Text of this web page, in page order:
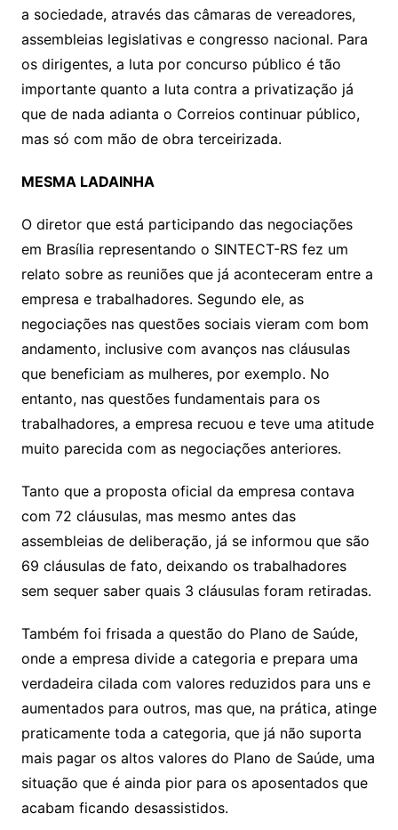
a sociedade, através das câmaras de vereadores,
assembleias legislativas e congresso nacional. Para
os dirigentes, a luta por concurso público é tão
importante quanto a luta contra a privatização já
que de nada adianta o Correios continuar público,
mas só com mão de obra terceirizada.
MESMA LADAINHA
O diretor que está participando das negociações
em Brasília representando o SINTECT-RS fez um
relato sobre as reuniões que já aconteceram entre a
empresa e trabalhadores. Segundo ele, as
negociações nas questões sociais vieram com bom
andamento, inclusive com avanços nas cláusulas
que beneficiam as mulheres, por exemplo. No
entanto, nas questões fundamentais para os
trabalhadores, a empresa recuou e teve uma atitude
muito parecida com as negociações anteriores.
Tanto que a proposta oficial da empresa contava
com 72 cláusulas, mas mesmo antes das
assembleias de deliberação, já se informou que são
69 cláusulas de fato, deixando os trabalhadores
sem sequer saber quais 3 cláusulas foram retiradas.
Também foi frisada a questão do Plano de Saúde,
onde a empresa divide a categoria e prepara uma
verdadeira cilada com valores reduzidos para uns e
aumentados para outros, mas que, na prática, atinge
praticamente toda a categoria, que já não suporta
mais pagar os altos valores do Plano de Saúde, uma
situação que é ainda pior para os aposentados que
acabam ficando desassistidos.